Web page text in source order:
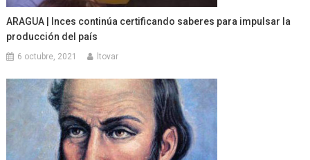
ARAGUA | Inces continúa certificando saberes para impulsar la
producción del país
6 octubre, 2021 ltovar